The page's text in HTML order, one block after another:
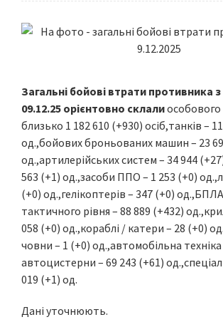
Загальні бойові втрати противника з
09.12.25 орієнтовно склалиособового
близько 1 182 610 (+930) осіб,танків –
од.,бойових броньованих машин – 23
од.,артилерійських систем – 34 944
563 (+1) од.,засоби ППО – 1 253 (+0)
(+0) од.,гелікоптерів – 347 (+0)
тактичного рівня – 88 889 (+432)
058 (+0) од.,кораблі / катери – 28 (+0)
човни – 1 (+0) од.,автомобільна
автоцистерни – 69 243 (+61)
019 (+1) од.
Дані уточнюють.